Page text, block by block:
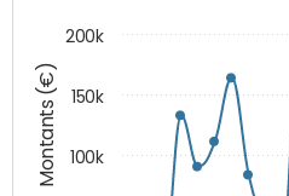
Montants (€) 100k
150k
200k